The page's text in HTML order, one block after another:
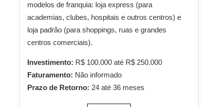
modelos de franquia: loja express (para
academias, clubes, hospitais e outros centros) e
loja padrão (para shoppings, ruas e grandes
centros comerciais).
Investimento: R$ 100.000 até R$ 250.000
Faturamento: Não informado
Prazo de Retorno: 24 até 36 meses